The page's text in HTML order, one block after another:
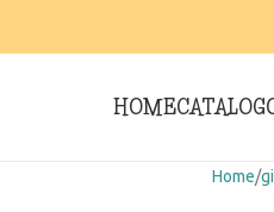
HOME
Home